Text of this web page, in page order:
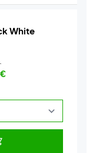
White
€